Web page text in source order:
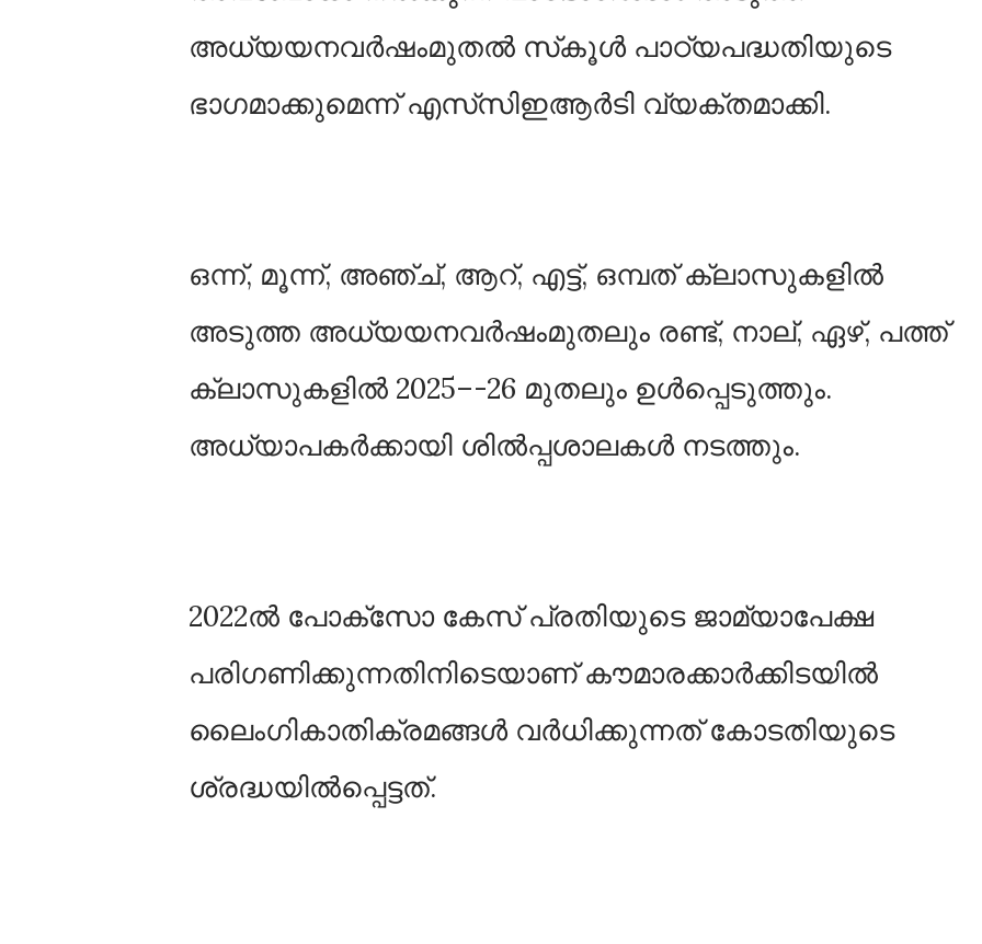
അധ്യയനവർഷംമുതൽ സ്‌കൂൾ പാഠ്യപദ്ധതിയുടെ
ഭാഗമാക്കുമെന്ന് എസ്‌സിഇആർടി വ്യക്തമാക്കി.
ഒന്ന്‌, മൂന്ന്‌, അഞ്ച്‌, ആറ്‌, എട്ട്‌, ഒമ്പത്‌ ക്ലാസുകളിൽ
അടുത്ത അധ്യയനവർഷംമുതലും രണ്ട്, നാല്‌, ഏഴ്‌, പത്ത്‌
ക്ലാസുകളിൽ 2025–-26 മുതലും ഉൾപ്പെടുത്തും.
അധ്യാപകർക്കായി ശിൽപ്പശാലകൾ നടത്തും.
2022ൽ പോക്‌സോ കേസ്‌ പ്രതിയുടെ ജാമ്യാപേക്ഷ
പരിഗണിക്കുന്നതിനിടെയാണ്‌ കൗമാരക്കാർക്കിടയിൽ
ലൈംഗികാതിക്രമങ്ങൾ വർധിക്കുന്നത്‌ കോടതിയുടെ
ശ്രദ്ധയിൽപ്പെട്ടത്‌.